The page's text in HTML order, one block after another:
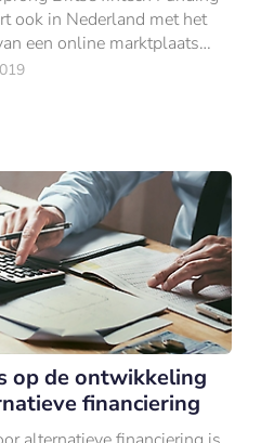
ook in Nederland met het
een online marktplaats
kredieten voor het midden-
op de ontwikkeling
financiering